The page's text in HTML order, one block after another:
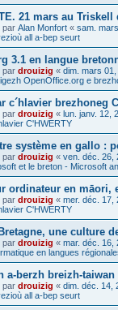
21 mars au Triskell
par Alan Monfort « sam.
all a-bep seurt
3.1 en langue
par drouizig « dim. mars
OpenOffice.org e
c´hlavier brezhoneg
par drouizig « lun. janv. 12,
C'HWERTY
système en gallo :
par drouizig « ven. déc. 26,
et le breton - Microsoft
ordinateur en māori,
par drouizig « mer. déc. 17,
C'HWERTY
une culture
par drouizig « mar. déc. 16,
en langues
a-berzh breizh-taiwan
par drouizig « dim. déc. 14,
all a-bep seurt